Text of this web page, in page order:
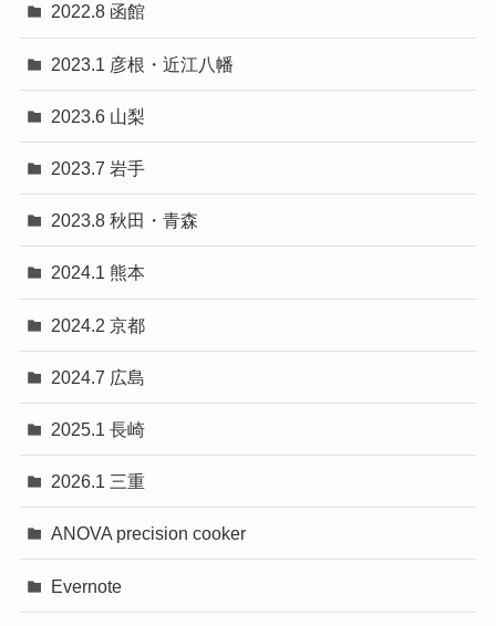
2022.8 函館
2023.1 彦根・近江八幡
2023.6 山梨
2023.7 岩手
2023.8 秋田・青森
2024.1 熊本
2024.2 京都
2024.7 広島
2025.1 長崎
2026.1 三重
ANOVA precision cooker
Evernote